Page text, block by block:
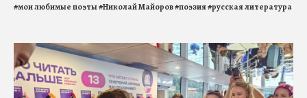
#мои любимые поэты#Николай Майоров#поэзия#русская литература